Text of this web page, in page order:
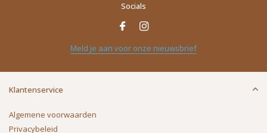
Socials
Meld je aan voor onze nieuwsbrief
Klantenservice
Algemene voorwaarden
Privacybeleid